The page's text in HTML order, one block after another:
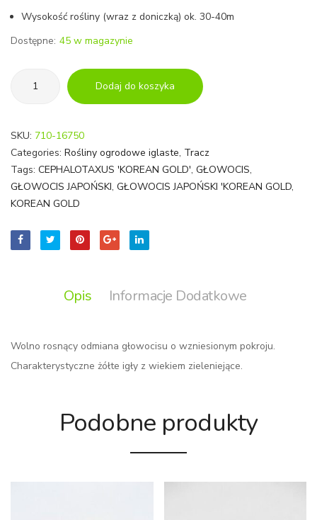
Wysokość rośliny (wraz z doniczką) ok. 30-40m
Dostępne: 45 w magazynie
GŁOWOCIS
CEPHALOTAXUS
Dodaj do koszyka
SKU: 710-16750
Categories: Rośliny ogrodowe iglaste, Tracz
Tags: CEPHALOTAXUS 'KOREAN GOLD', GŁOWOCIS,
GŁOWOCIS JAPOŃSKI, GŁOWOCIS JAPOŃSKI 'KOREAN GOLD,
KOREAN GOLD
Opis Informacje Dodatkowe
Wolno rosnący odmiana głowocisu o wzniesionym pokroju.
Charakterystyczne żółte igły z wiekiem zieleniejące.
Podobne produkty